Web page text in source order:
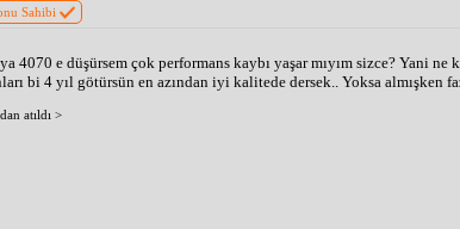
Sahibi
4070 e düşürsem çok performans kaybı yaşar mıyım sizce? Yani
bi 4 yıl götürsün en azından iyi kalitede dersek.. Yoksa almışken
atıldı >